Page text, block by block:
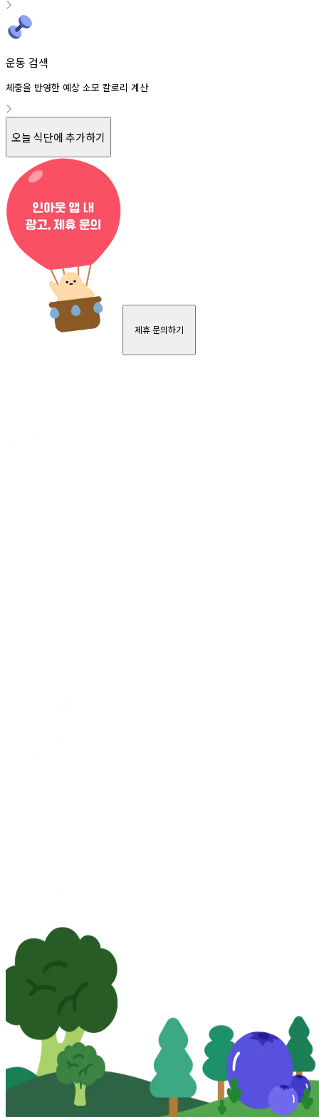
운동 검색
체중을 반영한 예상 소모 칼로리 계산
오늘 식단에 추가하기
제휴 문의하기